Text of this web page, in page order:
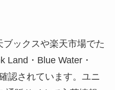
ックスや楽天市場でた
Land・Blue Water・
認されています。ユニ